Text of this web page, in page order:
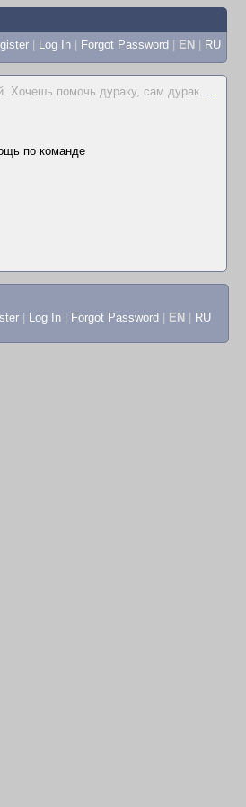
| Log In | Forgot Password | EN | RU
Хочешь помочь дураку, сам дурак. ...
по команде
Log In Forgot Password EN RU